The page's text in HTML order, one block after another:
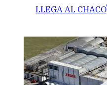
LLEGA AL CHACO